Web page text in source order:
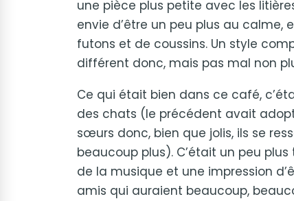
une pièce plus petite avec les
envie d’être un peu plus au
futons et de coussins. Un style
différent donc, mais pas mal non
Ce qui était bien dans ce café,
des chats (le précédent avait
sœurs donc, bien que jolis, ils se
beaucoup plus). C’était un peu
de la musique et une impression
amis qui auraient beaucoup,